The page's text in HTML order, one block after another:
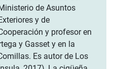
de Asuntos
y de
y profesor en
y Gasset y en la
Es autor de Los